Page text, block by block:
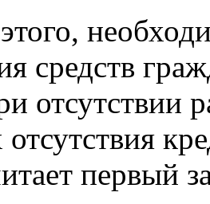
средств
отсутствии
отсутствия
первый